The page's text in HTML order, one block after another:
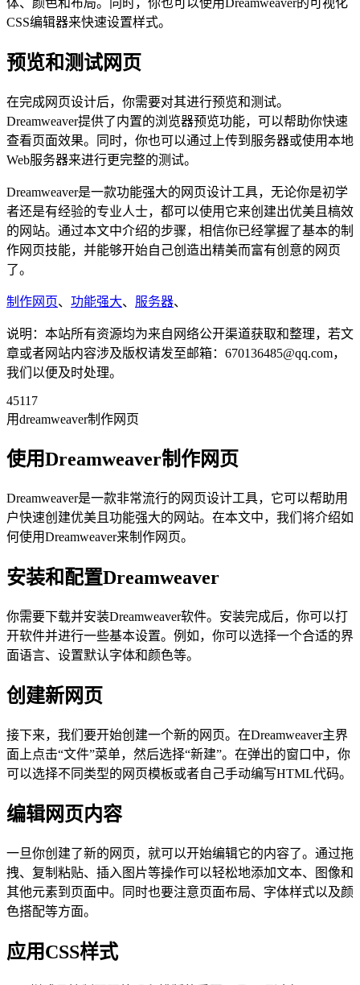
CSS编辑器来快速设置样式。
预览和测试网页
在完成网页设计后，你需要对其进行预览和测试。
Dreamweaver提供了内置的浏览器预览功能，可以帮助你快速
查看页面效果。同时，你也可以通过上传到服务器或使用本地
Web服务器来进行更完整的测试。
Dreamweaver是一款功能强大的网页设计工具，无论你是初学
者还是有经验的专业人士，都可以使用它来创建出优美且槁效
的网站。通过本文中介绍的步骤，相信你已经掌握了基本的制
作网页技能，并能够开始自己创造出精美而富有创意的网页
了。
制作网页、 功能强大、 服务器、
说明：本站所有资源均为来自网络公开渠道获取和整理，若文
章或者网站内容涉及版权请发至邮箱：670136485@qq.com，
我们以便及时处理。
45117
用dreamweaver制作网页
使用Dreamweaver制作网页
Dreamweaver是一款非常流行的网页设计工具，它可以帮助用
户快速创建优美且功能强大的网站。在本文中，我们将介绍如
何使用Dreamweaver来制作网页。
安装和配置Dreamweaver
你需要下载并安装Dreamweaver软件。安装完成后，你可以打
开软件并进行一些基本设置。例如，你可以选择一个合适的界
面语言、设置默认字体和颜色等。
创建新网页
接下来，我们要开始创建一个新的网页。在Dreamweaver主界
面上点击“文件”菜单，然后选择“新建”。在弹出的窗口中，你
可以选择不同类型的网页模板或者自己手动编写HTML代码。
编辑网页内容
一旦你创建了新的网页，就可以开始编辑它的内容了。通过拖
拽、复制粘贴、插入图片等操作可以轻松地添加文本、图像和
其他元素到页面中。同时也要注意页面布局、字体样式以及颜
色搭配等方面。
应用CSS样式